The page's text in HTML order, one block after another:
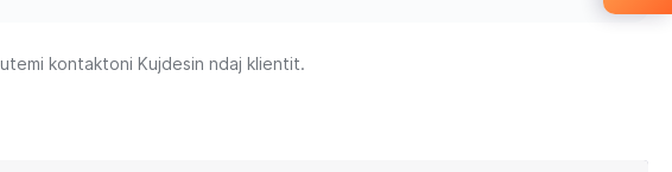
kontaktoni Kujdesin ndaj klientit.